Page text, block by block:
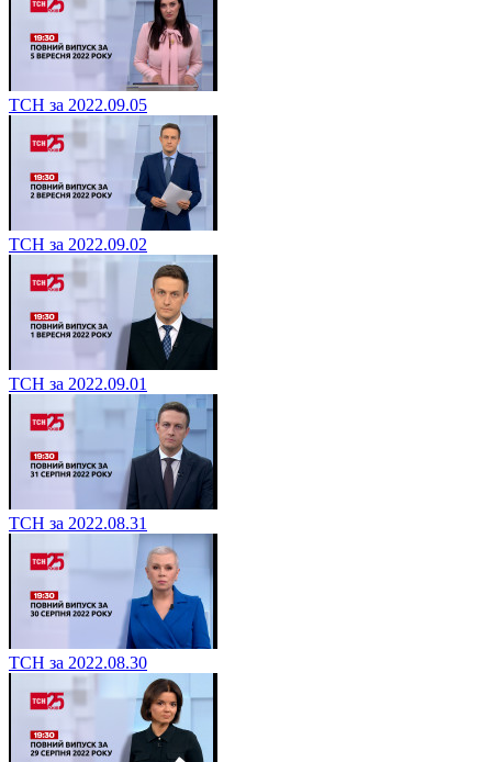
ТСН за 2022.09.05
ТСН за 2022.09.02
ТСН за 2022.09.01
ТСН за 2022.08.31
ТСН за 2022.08.30